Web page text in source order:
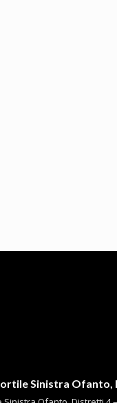
Sinistra Ofanto,